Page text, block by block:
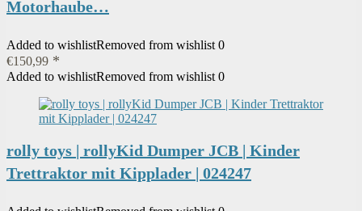
Motorhaube…
Added to wishlistRemoved from wishlist 0
€150,99
Added to wishlistRemoved from wishlist 0
rolly toys | rollyKid Dumper JCB | Kinder
Trettraktor mit Kipplader | 024247